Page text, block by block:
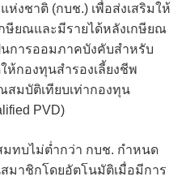
งชาติ (กบช.) เพื่อส่งเสริมให้
ษียณและมีรายได้หลังเกษียณ
นการออมภาคบังคับสำหรับ
ห้กองทุนสำรองเลี้ยงชีพ
สมบัติเทียบเท่ากองทุน
PVD)
มทบไม่ต่ำกว่า กบช. กำหนด
มาชิกโดยอัตโนมัติเมื่อมีการ